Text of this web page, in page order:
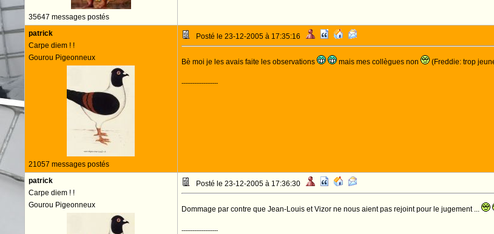
35647 messages postés
patrick
Carpe diem ! !
Gourou Pigeonneux
21057 messages postés
Posté le 23-12-2005 à 17:35:16
Bè moi je les avais faite les observations mais mes collègues non (Freddie: trop
--------------------
patrick
Carpe diem ! !
Gourou Pigeonneux
Posté le 23-12-2005 à 17:36:30
Dommage par contre que Jean-Louis et Vizor ne nous aient pas rejoint pour le jugement ...
--------------------